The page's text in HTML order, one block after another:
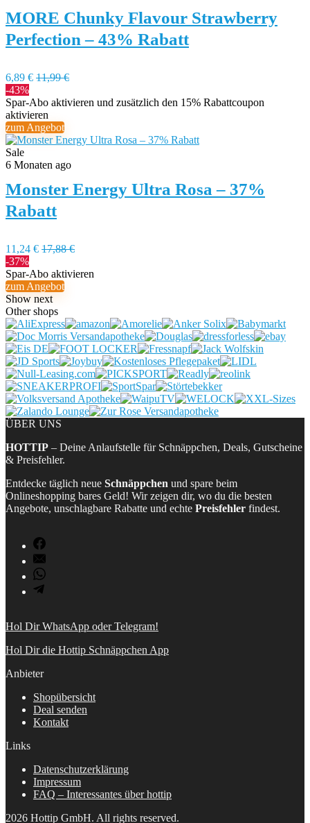
MORE Chunky Flavour Strawberry
Perfection – 43% Rabatt
6,89 € 11,99 €
-43%
Spar-Abo aktivieren und zusätzlich den 15% Rabattcoupon
aktivieren
zum Angebot
Sale
6 Monaten ago
Monster Energy Ultra Rosa – 37%
Rabatt
11,24 € 17,88 €
-37%
Spar-Abo aktivieren
zum Angebot
Show next
Other shops
ÜBER UNS
HOTTIP – Deine Anlaufstelle für Schnäppchen, Deals, Gutscheine
& Preisfehler.
Entdecke täglich neue Schnäppchen und spare beim
Onlineshopping bares Geld! Wir zeigen dir, wo du die besten
Angebote, unschlagbare Rabatte und echte Preisfehler findest.
Hol Dir WhatsApp oder Telegram!
Hol Dir die Hottip Schnäppchen App
Anbieter
Shopübersicht
Deal senden
Kontakt
Links
Datenschutzerklärung
Impressum
FAQ – Interessantes über hottip
2026 Hottip GmbH. All rights reserved.